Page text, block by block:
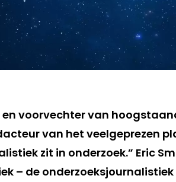
voorvechter van
van het veelgeprezen
zit in onderzoek.” Eric
– de onderzoeksjournalistiek